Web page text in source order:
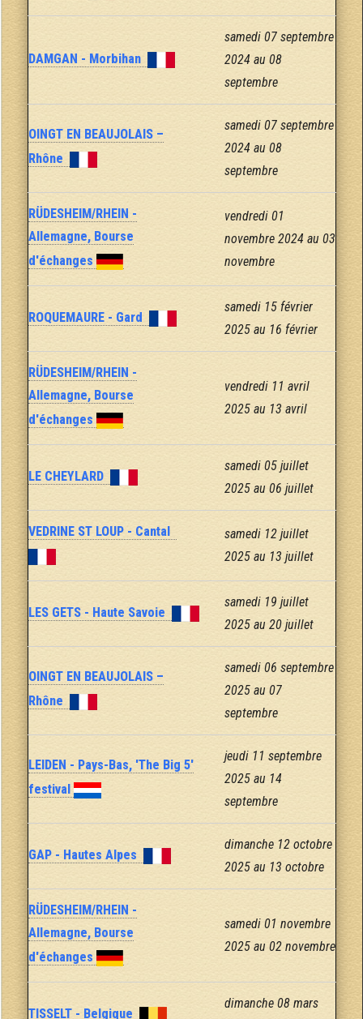
DAMGAN - Morbihan
samedi 07 septembre
2024 au 08
septembre
OINGT EN BEAUJOLAIS –
Rhône
samedi 07 septembre
2024 au 08
septembre
RÜDESHEIM/RHEIN -
Allemagne, Bourse
d'échanges
vendredi 01
novembre 2024 au 03
novembre
ROQUEMAURE - Gard
samedi 15 février
2025 au 16 février
RÜDESHEIM/RHEIN -
Allemagne, Bourse
d'échanges
vendredi 11 avril
2025 au 13 avril
LE CHEYLARD
samedi 05 juillet
2025 au 06 juillet
VEDRINE ST LOUP - Cantal
samedi 12 juillet
2025 au 13 juillet
LES GETS - Haute Savoie
samedi 19 juillet
2025 au 20 juillet
OINGT EN BEAUJOLAIS –
Rhône
samedi 06 septembre
2025 au 07
septembre
LEIDEN - Pays-Bas, 'The Big 5'
festival
jeudi 11 septembre
2025 au 14
septembre
GAP - Hautes Alpes
dimanche 12 octobre
2025 au 13 octobre
RÜDESHEIM/RHEIN -
Allemagne, Bourse
d'échanges
samedi 01 novembre
2025 au 02 novembre
TISSELT - Belgique
dimanche 08 mars